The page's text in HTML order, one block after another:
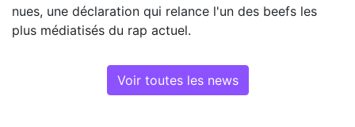
nues, une déclaration qui relance l'un des beefs les
plus médiatisés du rap actuel.
Voir toutes les news